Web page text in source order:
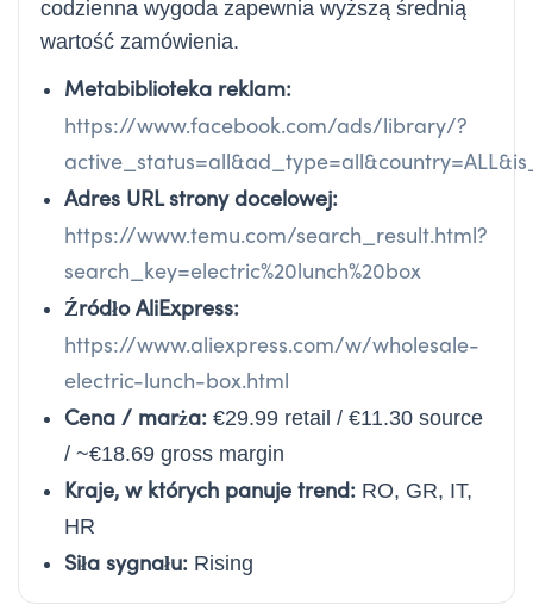
codzienna wygoda zapewnia wyższą średnią
wartość zamówienia.
Metabiblioteka reklam:
https://www.facebook.com/ads/library/?
Adres URL strony docelowej:
https://www.temu.com/search_result.html?
search_key=electric%20lunch%20box
Źródło AliExpress:
https://www.aliexpress.com/w/wholesale-
electric-lunch-box.html
Cena / marża: €29.99 retail / €11.30 source
/ ~€18.69 gross margin
Kraje, w których panuje trend: RO, GR, IT,
HR
Siła sygnału: Rising